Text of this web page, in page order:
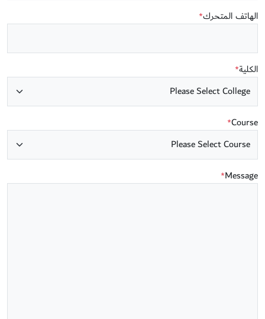
الهاتف المتحرك*
الكلية*
Course
*
Message
*